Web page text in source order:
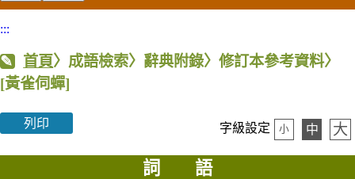
:::
首頁〉成語檢索〉辭典附錄〉修訂本參考資料〉
[黃雀伺蟬]
列印 字級設定 小 中 大
詞 語